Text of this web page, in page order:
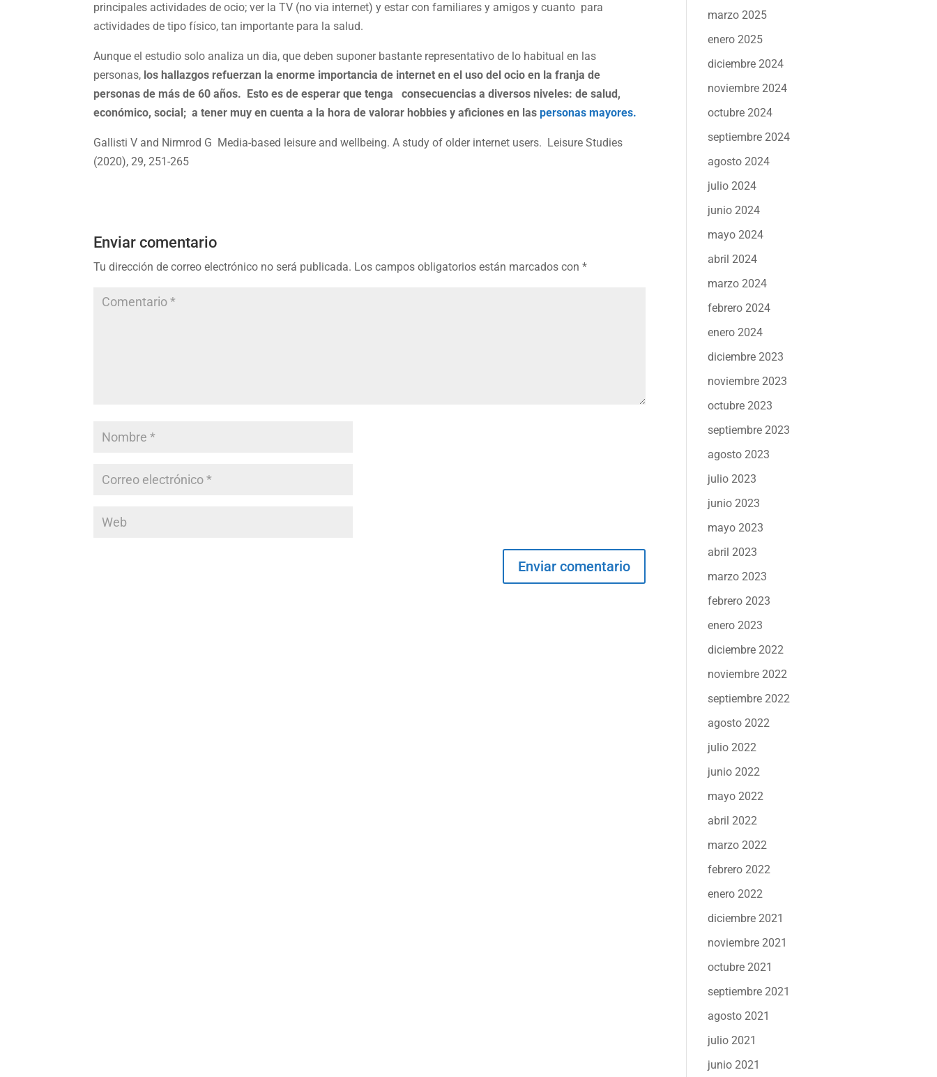
principales actividades de ocio; ver la TV (no via internet) y estar con familiares y amigos y cuanto para
actividades de tipo físico, tan importante para la salud.
Aunque el estudio solo analiza un dia, que deben suponer bastante representativo de lo habitual en las
personas, los hallazgos refuerzan la enorme importancia de internet en el uso del ocio en la franja de
personas de más de 60 años. Esto es de esperar que tenga consecuencias a diversos niveles: de salud,
económico, social; a tener muy en cuenta a la hora de valorar hobbies y aficiones en laspersonas mayores.
Gallisti V and Nirmrod G Media-based leisure and wellbeing. A study of older internet users. Leisure Studies
(2020), 29, 251-265
Enviar comentario
Tu dirección de correo electrónico no será publicada. Los campos obligatorios están marcados con*
marzo 2025
enero 2025
diciembre 2024
noviembre 2024
octubre 2024
septiembre 2024
agosto 2024
julio 2024
junio 2024
mayo 2024
abril 2024
marzo 2024
febrero 2024
enero 2024
diciembre 2023
noviembre 2023
octubre 2023
septiembre 2023
agosto 2023
julio 2023
junio 2023
mayo 2023
abril 2023
marzo 2023
febrero 2023
enero 2023
diciembre 2022
noviembre 2022
septiembre 2022
agosto 2022
julio 2022
junio 2022
mayo 2022
abril 2022
marzo 2022
febrero 2022
enero 2022
diciembre 2021
noviembre 2021
octubre 2021
septiembre 2021
agosto 2021
julio 2021
junio 2021